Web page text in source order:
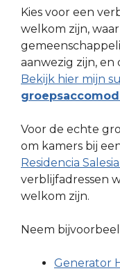
Kies voor een
welkom zijn,
aanwezig zijn,
Bekijk hier mijn
Voor de echte
om kamers bij
Residencia
verblijfadressen
welkom zijn.
Neem
Generator